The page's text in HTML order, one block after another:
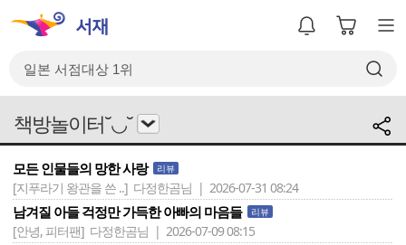
책방놀이터˘◡˘
모든 인물들의 망한 사랑 리뷰
[지푸라기 왕관을 쓴 ..] 다정한곰님 | 2026-07-31 08:24
남겨질 아들 걱정만 가득한 아빠의 마음들 리뷰
[안녕, 피터팬] 다정한곰님 | 2026-07-09 08:15